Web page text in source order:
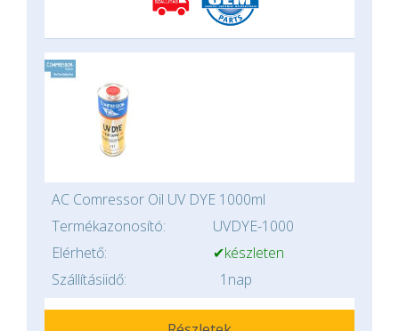
AC Comressor Oil UV DYE 1000ml
Termékazonosító:
UVDYE-1000
Elérhető:
✔készleten
Szállításiidő:
1nap